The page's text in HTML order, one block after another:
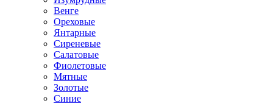
Венге
Ореховые
Янтарные
Сиреневые
Салатовые
Фиолетовые
Мятные
Золотые
Синие